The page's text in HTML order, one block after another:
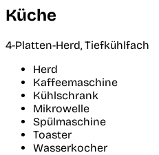
Küche
4-Platten-Herd, Tiefkühlfach
Herd
Kaffeemaschine
Kühlschrank
Mikrowelle
Spülmaschine
Toaster
Wasserkocher